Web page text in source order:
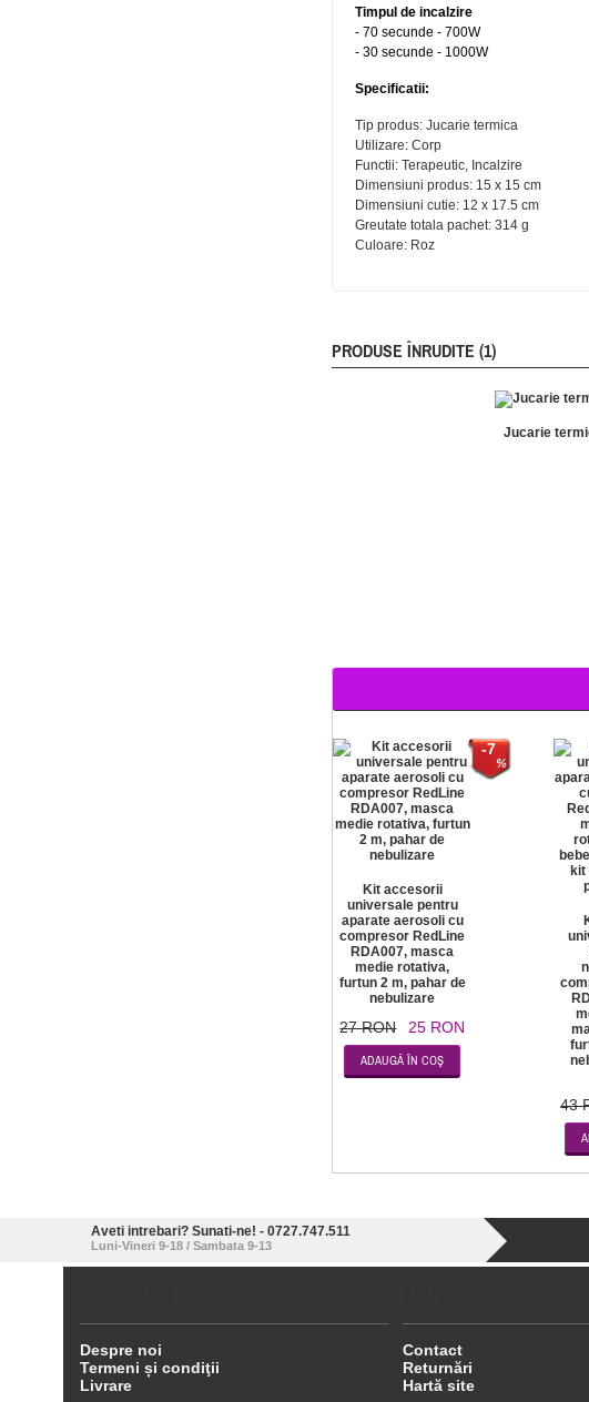
Timpul de incalzire
- 70 secunde - 700W
- 30 secunde - 1000W
Specificatii:
Tip produs: Jucarie termica
Utilizare: Corp
Functii: Terapeutic, Incalzire
Dimensiuni produs: 15 x 15 cm
Dimensiuni cutie: 12 x 17.5 cm
Greutate totala pachet: 314 g
Culoare: Roz
PRODUSE ÎNRUDITE (1)
Jucarie
-7
Kit accesorii
universale pentru
aparate aerosoli cu
compresor RedLine
RDA007, masca
medie rotativa,
furtun 2 m, pahar de
nebulizare
27 RON 25 RON
43
Aveti intrebari? Sunati-ne! - 0727.747.511
Luni-Vineri 9-18 / Sambata 9-13
Despre noi
Termeni și condiţii
Livrare
Contact
Returnări
Hartă site